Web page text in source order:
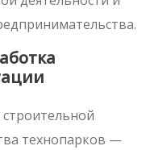
технопарков —